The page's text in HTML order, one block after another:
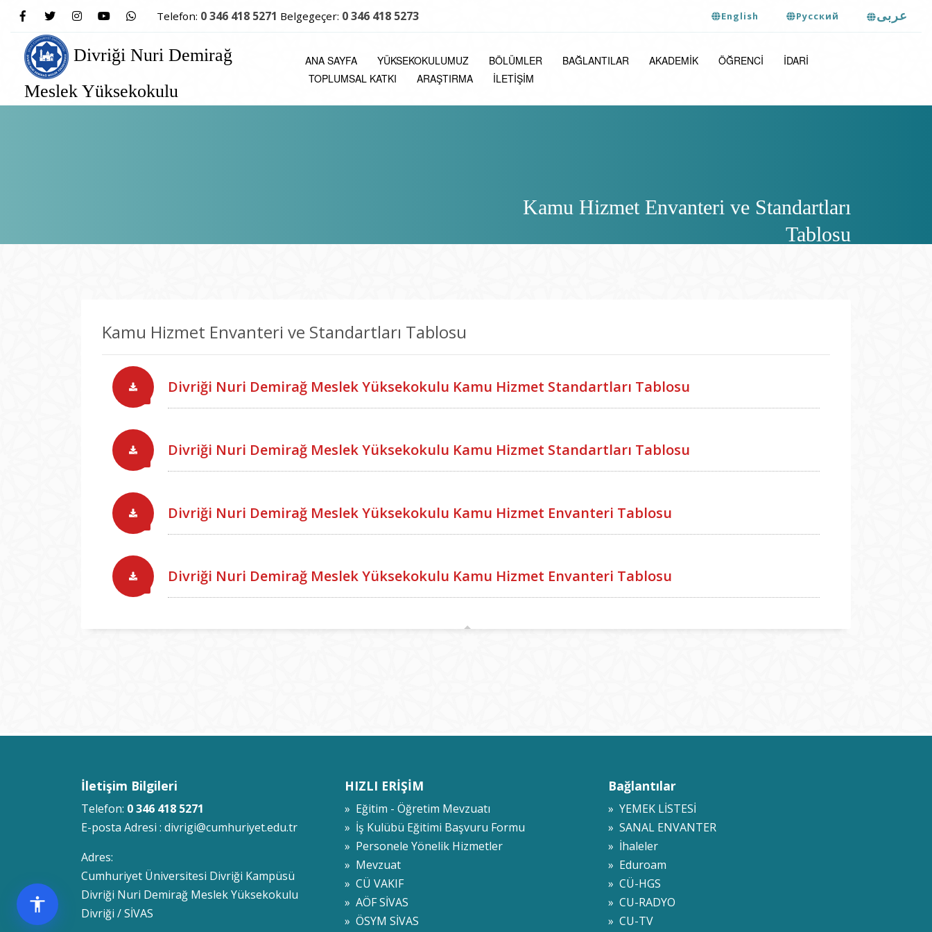
Telefon: 0 346 418 5271 Belgegeçer: 0 346 418 5273 English Pусский عربى
Divriği Nuri Demirağ
Meslek Yüksekokulu
ANA SAYFA YÜKSEKOKULUMUZ BÖLÜMLER BAĞLANTILAR AKADEMIK ÖĞRENCI
İDARI
TOPLUMSAL KATKI
ARAŞTIRMA İLETIŞIM
Kamu Hizmet Envanteri ve Standartları
Tablosu
Kamu Hizmet Envanteri ve Standartları Tablosu
Divriği Nuri Demirağ Meslek Yüksekokulu Kamu Hizmet Standartları Tablosu
Divriği Nuri Demirağ Meslek Yüksekokulu Kamu Hizmet Standartları Tablosu
Divriği Nuri Demirağ Meslek Yüksekokulu Kamu Hizmet Envanteri Tablosu
Divriği Nuri Demirağ Meslek Yüksekokulu Kamu Hizmet Envanteri Tablosu
İletişim Bilgileri
Telefon: 0 346 418 5271
E-posta Adresi : divrigi@cumhuriyet.edu.tr
Adres:
Cumhuriyet Üniversitesi Divriği Kampüsü
Divriği Nuri Demirağ Meslek Yüksekokulu
Divriği / SİVAS
HIZLI ERİŞİM
» Eğitim - Öğretim Mevzuatı
» İş Kulübü Eğitimi Başvuru Formu
» Personele Yönelik Hizmetler
» Mevzuat
» CÜ VAKIF
» AÖF SİVAS
» ÖSYM SİVAS
Bağlantılar
» YEMEK LİSTESİ
» SANAL ENVANTER
» İhaleler
» Eduroam
» CÜ-HGS
» CU-RADYO
» CU-TV